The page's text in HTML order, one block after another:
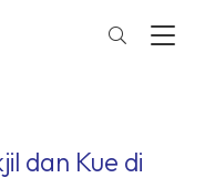
dan Kue di